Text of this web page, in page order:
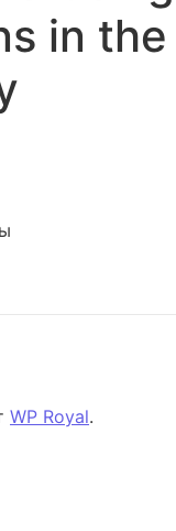
in the
of
WP Royal.